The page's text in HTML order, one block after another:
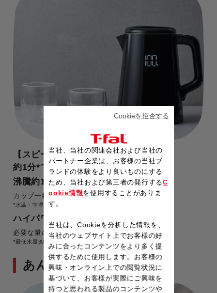
【スピード沸騰】
約1分*で、すぐに沸く
沸騰約1分
カップ一杯（140mL）のお湯が約1分で沸騰。
*水温・室温23℃の条件で、記載量が沸騰するまでの時間。
ハイパワー1250W
必要な量のお湯が、あっ！という間にすぐに沸く。
*最低水量300mL以上でのご使用をお勧めしています。
あんしん機能
当社、当社の関連会社および当社の
パートナー企業は、お客様の当社ブ
ランドの体験をより良いものにする
ため、当社および第三者の発行するC
ookie情報を使用することがありま
す。
当社は、Cookieを分析した情報を、
当社のウェブサイト上でお客様の好
みに合ったコンテンツをより多く提
供するために使用します。お客様の
興味・オンライン上での閲覧状況に
基づいて、お客様が実際にご興味を
持つと思われる製品のコンテンツや
Cookieを拒否する